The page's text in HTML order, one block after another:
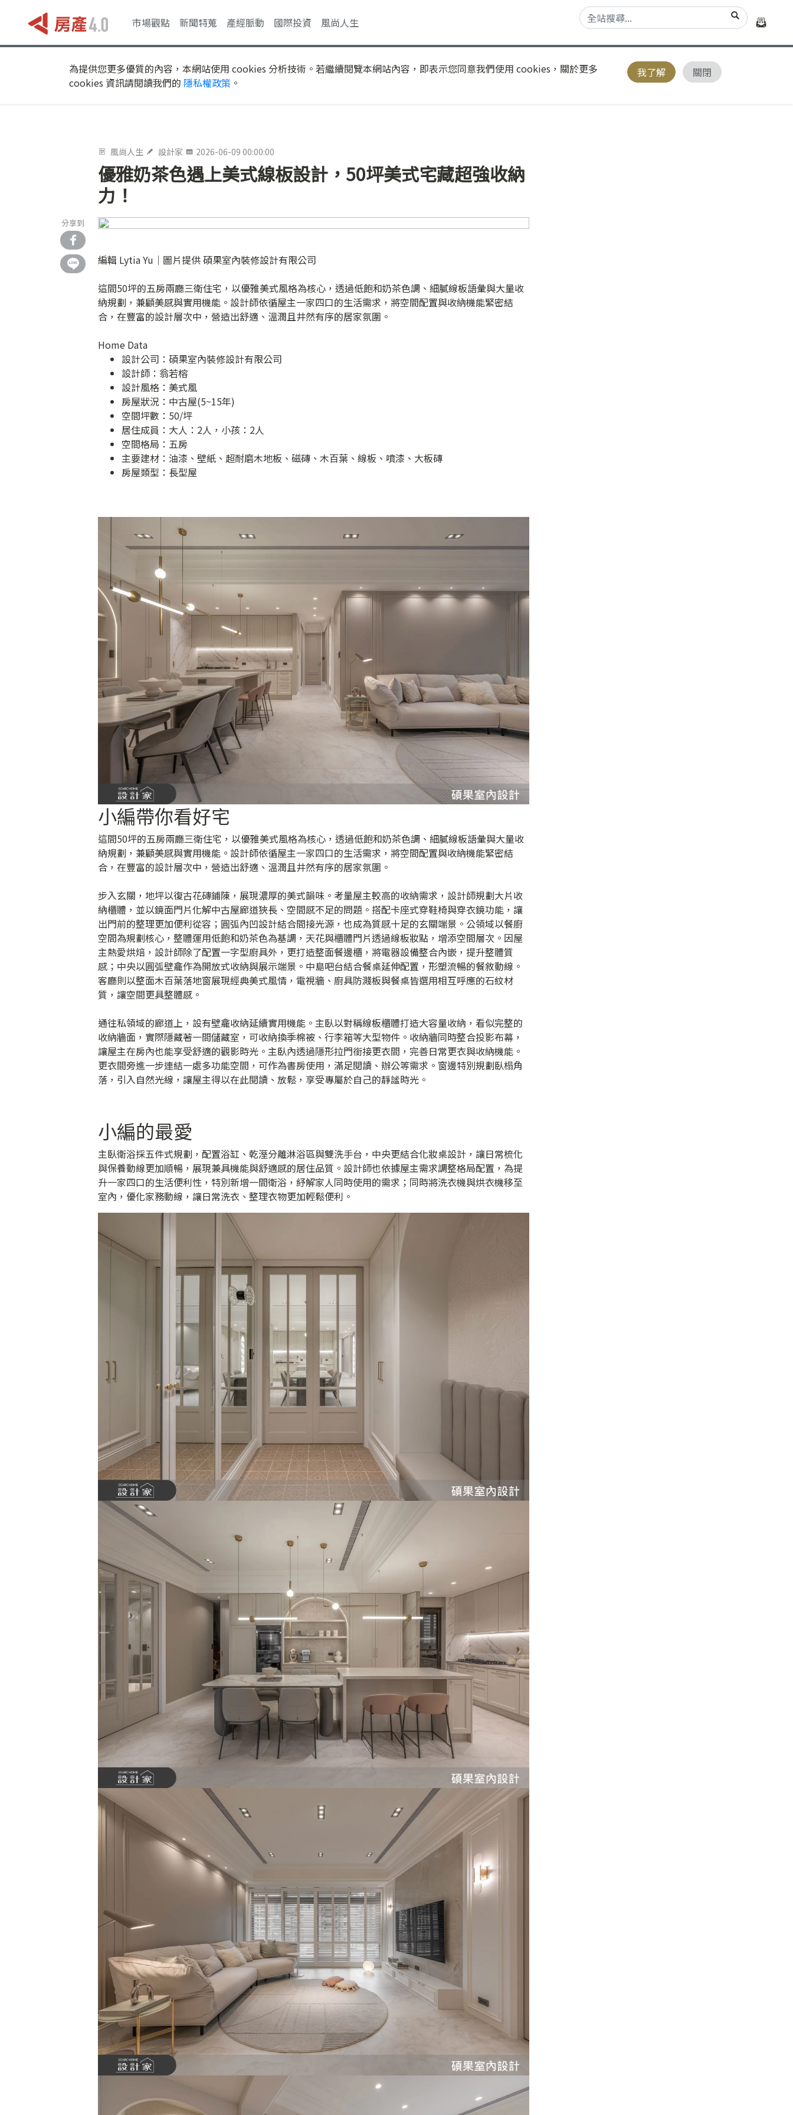
市場觀點 新聞特蒐 產經脈動 國際投資 風尚人生
為提供您更多優質的內容，本網站使用 cookies 分析技術。若繼續閱覽本網站內容，即表示您同意我們使用 cookies，關於更多
cookies 資訊請閱讀我們的 隱私權政策 。
我了解 關閉
風尚人生 設計家 2026-06-09 00:00:00
優雅奶茶色遇上美式線板設計，50坪美式宅藏超強收納
力！
分享到
編輯 Lytia Yu｜圖片提供 碩果室內裝修設計有限公司
這間50坪的五房兩廳三衛住宅，以優雅美式風格為核心，透過低飽和奶茶色調、細膩線板語彙與大量收
納規劃，兼顧美感與實用機能。設計師依循屋主一家四口的生活需求，將空間配置與收納機能緊密結
合，在豐富的設計層次中，營造出舒適、溫潤且井然有序的居家氛圍。
Home Data
設計公司： 碩果室內裝修設計有限公司
設計師：翁若榕
設計風格：美式風
房屋狀況：中古屋(5~15年)
空間坪數：50/坪
居住成員：大人：2人，小孩：2人
空間格局：五房
主要建材：油漆、壁紙、超耐磨木地板、磁磚、木百葉、線板、噴漆、大板磚
房屋類型：長型屋
小編帶你看好宅
這間50坪的五房兩廳三衛住宅，以優雅美式風格為核心，透過低飽和奶茶色調、細膩線板語彙與大量收
納規劃，兼顧美感與實用機能。設計師依循屋主一家四口的生活需求，將空間配置與收納機能緊密結
合，在豐富的設計層次中，營造出舒適、溫潤且井然有序的居家氛圍。
步入玄關，地坪以復古花磚鋪陳，展現濃厚的美式韻味。考量屋主較高的收納需求，設計師規劃大片收
納櫃體，並以鏡面門片化解中古屋廊道狹長、空間感不足的問題。搭配卡座式穿鞋椅與穿衣鏡功能，讓
出門前的整理更加便利從容；圓弧內凹設計結合間接光源，也成為質感十足的玄關端景。公領域以餐廚
空間為規劃核心，整體運用低飽和奶茶色為基調，天花與櫃體門片透過線板妝點，增添空間層次。因屋
主熱愛烘焙，設計師除了配置一字型廚具外，更打造整面餐邊櫃，將電器設備整合內嵌，提升整體質
感；中央以圓弧壁龕作為開放式收納與展示端景。中島吧台結合餐桌延伸配置，形塑流暢的餐敘動線。
客廳則以整面木百葉落地窗展現經典美式風情，電視牆、廚具防濺板與餐桌皆選用相互呼應的石紋材
質，讓空間更具整體感。
通往私領域的廊道上，設有壁龕收納延續實用機能。主臥以對稱線板櫃體打造大容量收納，看似完整的
收納牆面，實際隱藏著一間儲藏室，可收納換季棉被、行李箱等大型物件。收納牆同時整合投影布幕，
讓屋主在房內也能享受舒適的觀影時光。主臥內透過隱形拉門銜接更衣間，完善日常更衣與收納機能。
更衣間旁進一步連結一處多功能空間，可作為書房使用，滿足閱讀、辦公等需求。窗邊特別規劃臥榻角
落，引入自然光線，讓屋主得以在此閱讀、放鬆，享受專屬於自己的靜謐時光。
小編的最愛
主臥衛浴採五件式規劃，配置浴缸、乾溼分離淋浴區與雙洗手台，中央更結合化妝桌設計，讓日常梳化
與保養動線更加順暢，展現兼具機能與舒適感的居住品質。設計師也依據屋主需求調整格局配置，為提
升一家四口的生活便利性，特別新增一間衛浴，紓解家人同時使用的需求；同時將洗衣機與烘衣機移至
室內，優化家務動線，讓日常洗衣、整理衣物更加輕鬆便利。